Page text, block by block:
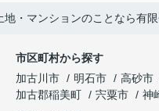
・マンションのことなら有
市区町村から探す
加古川市
明石市 高砂市
加古郡稲美町
宍粟市
神